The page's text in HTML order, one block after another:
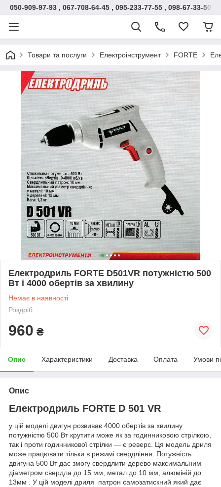
050-909-97-93 , 067-708-64-45 , 095-233-77-55 , 098-67-33-500
Товари та послуги Електроінструмент FORTE
Електродриль FORTE D501VR потужністю 500
Вт і 4000 обертів за хвилину
Немає в наявності
Роздріб
960 ₴
Опис Характеристики Доставка Оплата Умови
Опис
Електродриль FORTE D 501 VR
у цій моделі двигун розвиває 4000 обертів за хвилину
потужністю 500 Вт крутити може як за годинниковою стрілкою,
так і проти годинникової стрілки — є реверс. Ця модель дриля
може працювати тільки в режимі свердління. Потужність
двигуна 500 Вт дає змогу свердлити дерево максимальним
діаметром свердла до 15 мм, метал до 10 мм, алюміній до
13мм . У цій моделі дриля патрон самозатискний який дає